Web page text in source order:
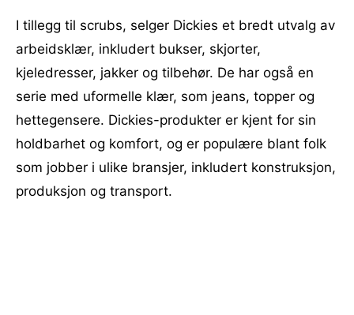
I tillegg til scrubs, selger Dickies et bredt utvalg av
arbeidsklær, inkludert bukser, skjorter,
kjeledresser, jakker og tilbehør. De har også en
serie med uformelle klær, som jeans, topper og
hettegensere. Dickies-produkter er kjent for sin
holdbarhet og komfort, og er populære blant folk
som jobber i ulike bransjer, inkludert konstruksjon,
produksjon og transport.